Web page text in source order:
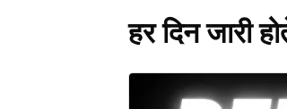
हर दिन जारी